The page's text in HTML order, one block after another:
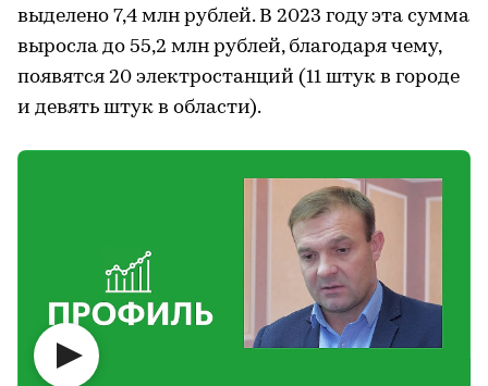
выделено 7,4 млн рублей. В 2023 году эта сумма
выросла до 55,2 млн рублей, благодаря чему,
появятся 20 электростанций (11 штук в городе
и девять штук в области).